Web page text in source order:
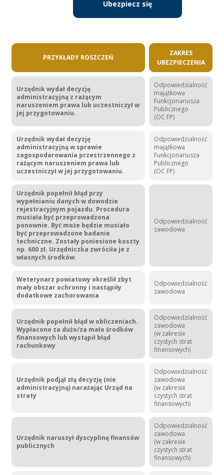
Ubezpiecz się
PRZYKŁADY ROSZCZEŃ
ZAKRES
UBEZPIECZENIA
Urzędnik wydał decyzję
administracyjną z rażącym
naruszeniem prawa lub uczestniczył w
jej przygotowaniu.
Odpowiedzialność
majątkowa
Funkcjonariusza
Publicznego
(OC FP)
Urzędnik wydał decyzję
administracyjną w sprawie
zagospodarowania przestrzennego z
rażącym naruszeniem prawa lub
uczestniczył w jej przygotowaniu.
Odpowiedzialność
majątkowa
Funkcjonariusza
Publicznego
(OC FP)
Urzędnik popełnił błąd przy
wypełnianiu danych w dowodzie
rejestracyjnym pojazdu. Procedura
musiała być przeprowadzona
ponownie. Być może będzie musiało
być przeprowadzone badanie
techniczne. Zostały poniesione koszty
np. 600 zł. Urzędniczka zwróciła je z
własnych środków.
Odpowiedzialność
zawodowa
Weterynarz powiatowy określił zbyt
mały obszar ochronny i nastąpiły
dodatkowe zachorowania
Odpowiedzialność
zawodowa
Urzędnik popełnił błąd w obliczeniach.
Wypłacono za dużo/za mało środków
finansowych lub wystąpił błąd
rachunkowy
Odpowiedzialność
zawodowa
(w zakresie
czystych strat
finansowych)
Urzędnik podjął złą decyzję (nie
administracyjną) narażając Urząd na
straty
Odpowiedzialność
zawodowa
(w zakresie
czystych strat
finansowych)
Urzędnik naruszył dyscyplinę finansów
publicznych
Odpowiedzialność
zawodowa
(w zakresie
czystych strat
finansowych)